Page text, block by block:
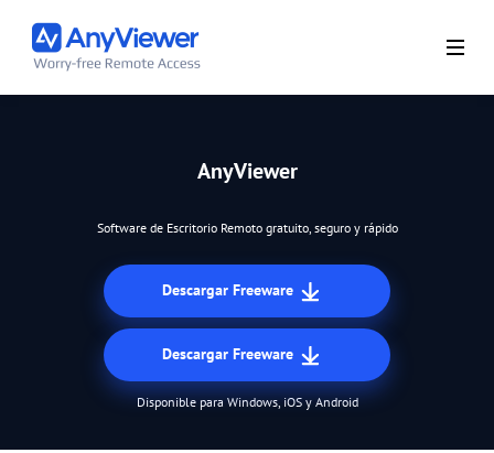
AnyViewer
Software de Escritorio Remoto gratuito, seguro y rápido
Descargar Freeware
Descargar Freeware
Disponible para Windows, iOS y Android